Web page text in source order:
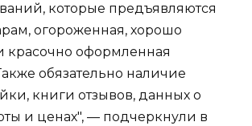
которые предъявляются
огороженная, хорошо
красочно оформленная
обязательно наличие
книги отзывов, данных о
и ценах", — подчеркнули в